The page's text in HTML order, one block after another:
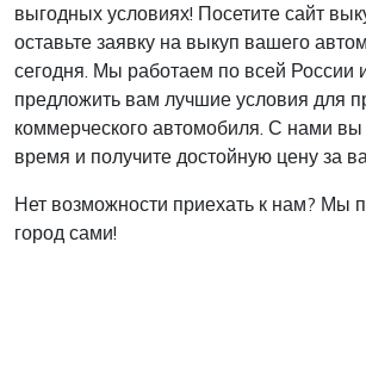
выгодных условиях! Посетите сайт
оставьте заявку на выкуп вашего
сегодня. Мы работаем по всей России
предложить вам лучшие условия для
коммерческого автомобиля. С нами вы
время и получите достойную цену за
Нет возможности приехать к нам? Мы
город сами!